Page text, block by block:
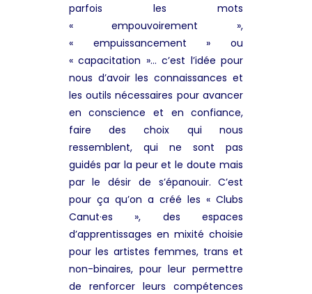
parfois les mots
« empouvoirement »,
« empuissancement » ou
« capacitation »… c’est l’idée pour
nous d’avoir les connaissances et
les outils nécessaires pour avancer
en conscience et en confiance,
faire des choix qui nous
ressemblent, qui ne sont pas
guidés par la peur et le doute mais
par le désir de s’épanouir. C’est
pour ça qu’on a créé les « Clubs
Canut·es », des espaces
d’apprentissages en mixité choisie
pour les artistes femmes, trans et
non-binaires, pour leur permettre
de renforcer leurs compétences